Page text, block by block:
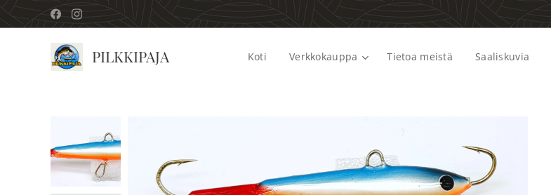
PILKKIPAJA Koti Verkkokauppa Tietoa meistä Saaliskuvia